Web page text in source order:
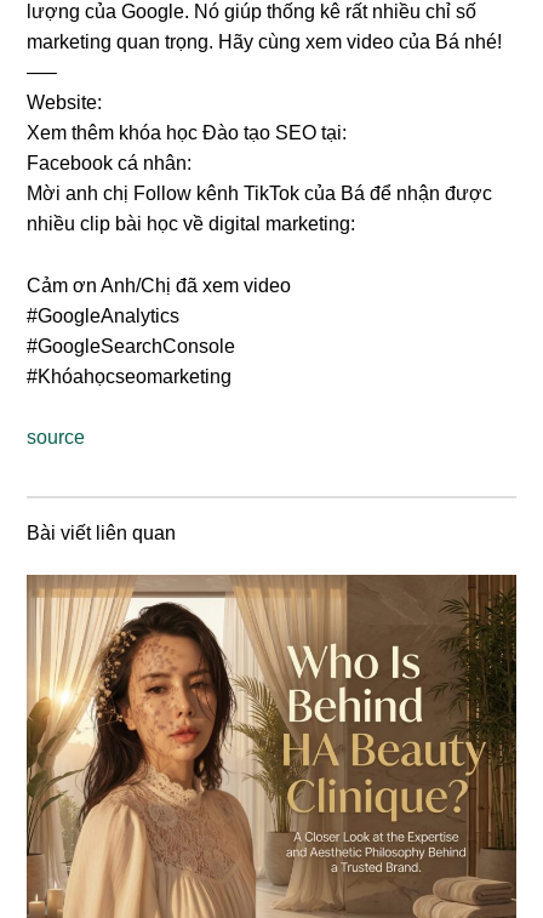
lượng của Google. Nó giúp thống kê rất nhiều chỉ số
marketing quan trọng. Hãy cùng xem video của Bá nhé!
—–
Website:
Xem thêm khóa học Đào tạo SEO tại:
Facebook cá nhân:
Mời anh chị Follow kênh TikTok của Bá để nhận được
nhiều clip bài học về digital marketing:
Cảm ơn Anh/Chị đã xem video
#GoogleAnalytics
#GoogleSearchConsole
#Khóahọcseomarketing
source
Bài viết liên quan